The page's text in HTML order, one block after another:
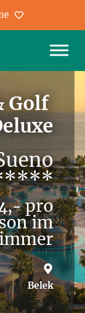
Favoriten
Golf
pro
im
Belek